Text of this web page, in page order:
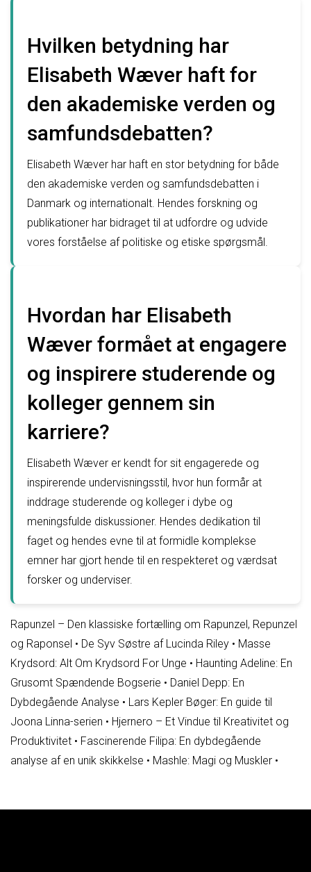
Hvilken betydning har
Elisabeth Wæver haft for
den akademiske verden og
samfundsdebatten?
Elisabeth Wæver har haft en stor betydning for både
den akademiske verden og samfundsdebatten i
Danmark og internationalt. Hendes forskning og
publikationer har bidraget til at udfordre og udvide
vores forståelse af politiske og etiske spørgsmål.
Hvordan har Elisabeth
Wæver formået at engagere
og inspirere studerende og
kolleger gennem sin
karriere?
Elisabeth Wæver er kendt for sit engagerede og
inspirerende undervisningsstil, hvor hun formår at
inddrage studerende og kolleger i dybe og
meningsfulde diskussioner. Hendes dedikation til
faget og hendes evne til at formidle komplekse
emner har gjort hende til en respekteret og værdsat
forsker og underviser.
Rapunzel – Den klassiske fortælling om Rapunzel, Repunzel
og Raponsel • De Syv Søstre af Lucinda Riley • Masse
Krydsord: Alt Om Krydsord For Unge • Haunting Adeline: En
Grusomt Spændende Bogserie • Daniel Depp: En
Dybdegående Analyse • Lars Kepler Bøger: En guide til
Joona Linna-serien • Hjernero – Et Vindue til Kreativitet og
Produktivitet • Fascinerende Filipa: En dybdegående
analyse af en unik skikkelse • Mashle: Magi og Muskler •